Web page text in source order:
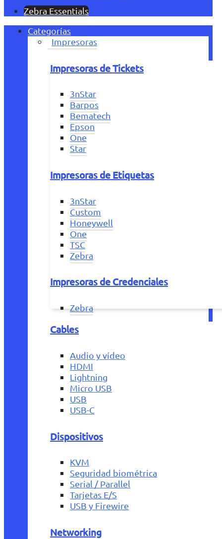
Zebra Essentials
Categorías
Impresoras
Impresoras de Tickets
3nStar
Barpos
Bematech
Epson
One
Star
Impresoras de Etiquetas
3nStar
Custom
Honeywell
One
TSC
Zebra
Impresoras de Credenciales
Zebra
Cables
Audio y vídeo
HDMI
Lightning
Micro USB
USB
USB-C
Dispositivos
KVM
Seguridad biométrica
Serial / Parallel
Tarjetas E/S
USB y Firewire
Networking